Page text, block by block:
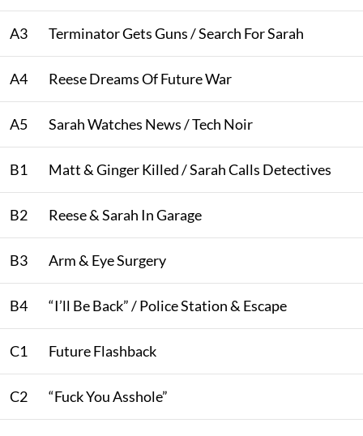
A3 Terminator Gets Guns / Search For Sarah
A4 Reese Dreams Of Future War
A5 Sarah Watches News / Tech Noir
B1 Matt & Ginger Killed / Sarah Calls Detectives
B2 Reese & Sarah In Garage
B3 Arm & Eye Surgery
B4 “I’ll Be Back” / Police Station & Escape
C1 Future Flashback
C2 “Fuck You Asshole”